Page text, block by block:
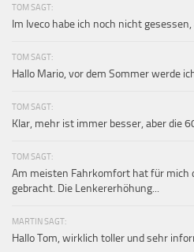
TOM SAGT:
Im Iveco habe ich noch nicht
TOM SAGT:
Hallo Mario, vor dem Sommer werde
TOM SAGT:
Klar, mehr ist immer besser, aber die
TOM SAGT:
Am meisten Fahrkomfort hat für mich
gebracht. Die Lenkererhöhung...
MARTIN SAGT:
Hallo Tom, wirklich toller und sehr